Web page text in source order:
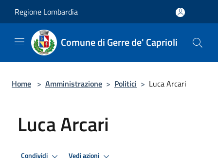
Regione Lombardia
Comune di Gerre de' Caprioli
Home > Amministrazione > Politici > Luca Arcari
Luca Arcari
Condividi Vedi azioni